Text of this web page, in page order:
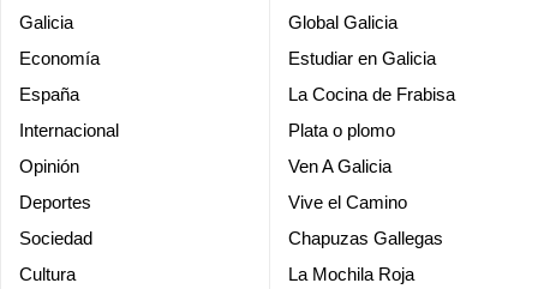
Galicia
Economía
España
Internacional
Opinión
Deportes
Sociedad
Cultura
Global Galicia
Estudiar en Galicia
La Cocina de Frabisa
Plata o plomo
Ven A Galicia
Vive el Camino
Chapuzas Gallegas
La Mochila Roja